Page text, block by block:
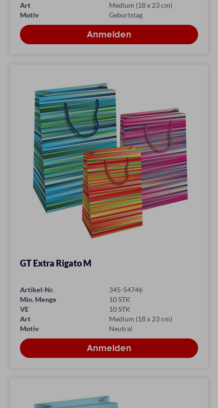
Art
Medium (18 x 23 cm)
Motiv
Geburtstag
GT Extra Rigato M
Artikel-Nr.
345-54746
Min. Menge
10 STK
VE
10 STK
Art
Medium (18 x 23 cm)
Motiv
Neutral